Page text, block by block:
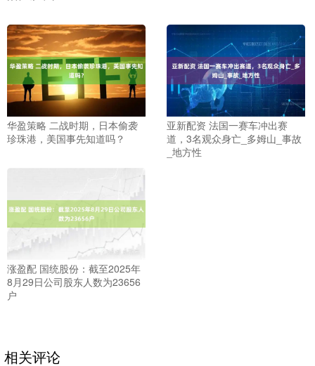
华盈策略 二战时期，日本偷袭
珍珠港，美国事先知道吗？
亚新配资 法国一赛车冲出赛
道，3名观众身亡_多姆山_事故
_地方性
涨盈配 国统股份：截至2025年
8月29日公司股东人数为23656
户
相关评论